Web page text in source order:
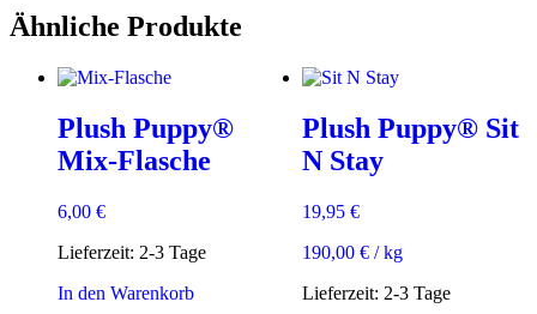
Ähnliche Produkte
Plush Puppy®
Mix-Flasche
6,00 €
Lieferzeit: 2-3 Tage
In den Warenkorb
Plush Puppy® Sit
N Stay
19,95 €
190,00 €/kg
Lieferzeit: 2-3 Tage